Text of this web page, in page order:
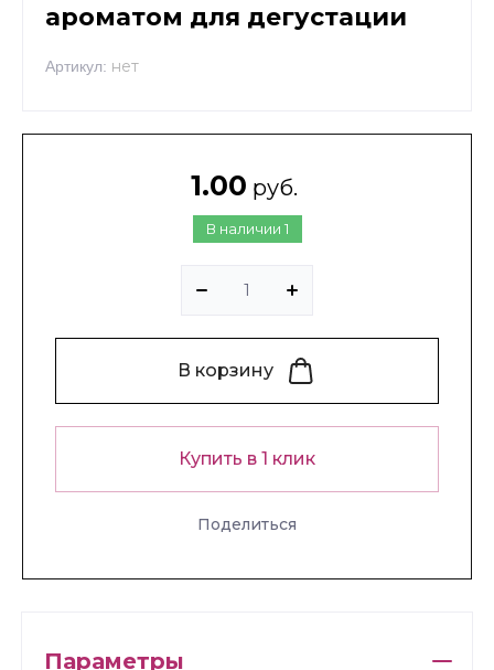
ароматом для дегустации
Артикул: нет
В наличии 1
1.00 руб.
В корзину
Купить в 1 клик
Поделиться
Параметры